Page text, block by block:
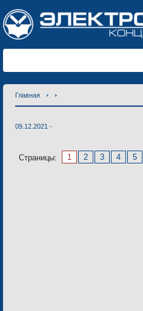
Главная
09.12.2021 -
Страницы: 1 2 3 4 5